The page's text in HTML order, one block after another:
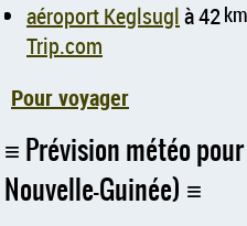
aéroport Keglsuglà 42km
Trip.com
Pour voyager
Prévision météo
Nouvelle-Guinée)